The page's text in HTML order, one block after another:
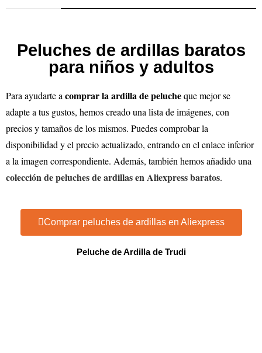
Peluches de ardillas baratos
para niños y adultos
Para ayudarte a comprar la ardilla de pelucheque mejor se
adapte a tus gustos, hemos creado una lista de imágenes, con
precios y tamaños de los mismos. Puedes comprobar la
disponibilidad y el precio actualizado, entrando en el enlace inferior
a la imagen correspondiente. Además, también hemos añadido una
colección de peluches de ardillas en Aliexpress baratos.
Comprar peluches de ardillas en Aliexpress
Peluche de Ardilla de Trudi